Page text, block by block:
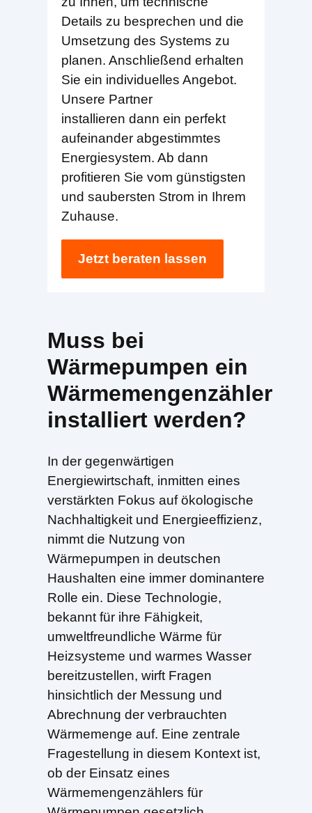
Details zu besprechen und die
Umsetzung des Systems zu
planen. Anschließend erhalten
Sie ein individuelles Angebot.
Unsere Partner
installieren dann ein perfekt
aufeinander abgestimmtes
Energiesystem. Ab dann
profitieren Sie vom günstigsten
und saubersten Strom in Ihrem
Zuhause.
Jetzt beraten lassen
Muss bei
Wärmepumpen ein
Wärmemengenzähler
installiert werden?
In der gegenwärtigen
Energiewirtschaft, inmitten eines
verstärkten Fokus auf ökologische
Nachhaltigkeit und Energieeffizienz,
nimmt die Nutzung von
Wärmepumpen in deutschen
Haushalten eine immer dominantere
Rolle ein. Diese Technologie,
bekannt für ihre Fähigkeit,
umweltfreundliche Wärme für
Heizsysteme und warmes Wasser
bereitzustellen, wirft Fragen
hinsichtlich der Messung und
Abrechnung der verbrauchten
Wärmemenge auf. Eine zentrale
Fragestellung in diesem Kontext ist,
ob der Einsatz eines
Wärmemengenzählers für